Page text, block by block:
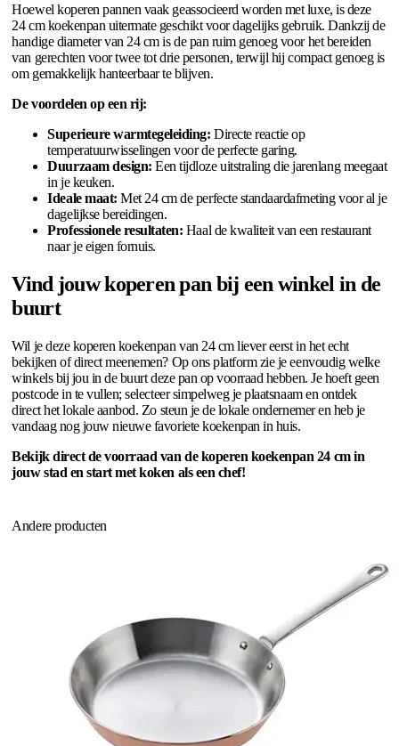
Hoewel koperen pannen vaak geassocieerd worden met luxe, is deze
24 cm koekenpan uitermate geschikt voor dagelijks gebruik. Dankzij de
handige diameter van 24 cm is de pan ruim genoeg voor het bereiden
van gerechten voor twee tot drie personen, terwijl hij compact genoeg is
om gemakkelijk hanteerbaar te blijven.
De voordelen op een rij:
Superieure warmtegeleiding: Directe reactie op
temperatuurwisselingen voor de perfecte garing.
Duurzaam design: Een tijdloze uitstraling die jarenlang meegaat
in je keuken.
Ideale maat: Met 24 cm de perfecte standaardafmeting voor al je
dagelijkse bereidingen.
Professionele resultaten: Haal de kwaliteit van een restaurant
naar je eigen fornuis.
Vind jouw koperen pan bij een winkel in de
buurt
Wil je deze koperen koekenpan van 24 cm liever eerst in het echt
bekijken of direct meenemen? Op ons platform zie je eenvoudig welke
winkels bij jou in de buurt deze pan op voorraad hebben. Je hoeft geen
postcode in te vullen; selecteer simpelweg je plaatsnaam en ontdek
direct het lokale aanbod. Zo steun je de lokale ondernemer en heb je
vandaag nog jouw nieuwe favoriete koekenpan in huis.
Bekijk direct de voorraad van de koperen koekenpan 24 cm in
jouw stad en start met koken als een chef!
Andere producten